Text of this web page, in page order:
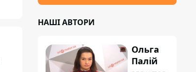
НАШІ АВТОРИ
Ольга
Палій